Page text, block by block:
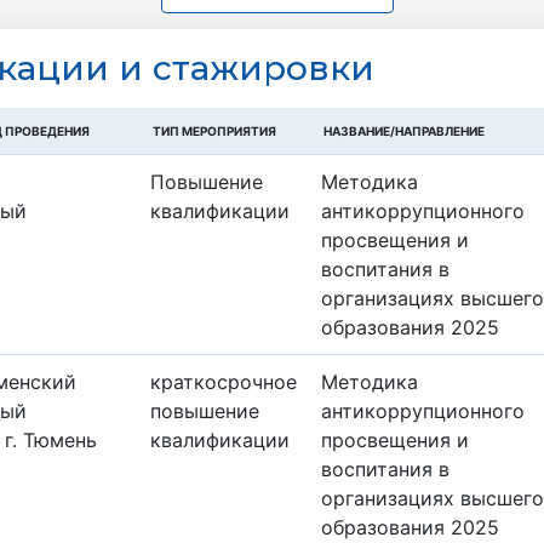
и cтажировки
ПРОВЕДЕНИЯ ТИП МЕРОПРИЯТИЯ НАЗВАНИЕ/НАПРАВЛЕНИЕ
Повышение
квалификации
Методика
антикоррупционного
просвещения и
воспитания в
организациях высшего
образования 2025
Тюмень
краткосрочное
повышение
квалификации
Методика
антикоррупционного
просвещения и
воспитания в
организациях высшего
образования 2025